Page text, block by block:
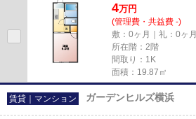
4万円
(管理費・共益費 -)
敷：0ヶ月｜礼：0ヶ月
所在階：2階
間取り：1K
面積：19.87㎡
賃貸｜マンション ガーデンヒルズ横浜